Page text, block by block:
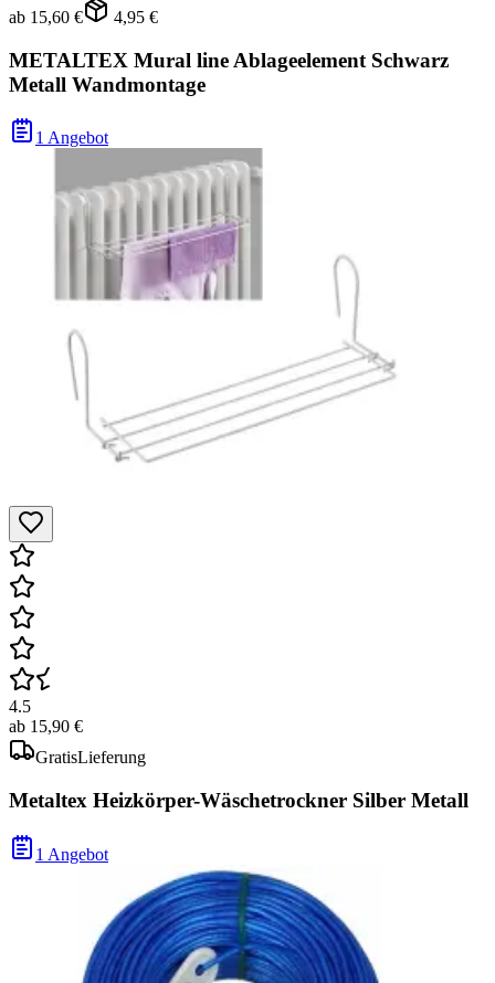
ab 15,60 € 4,95 €
METALTEX Mural line Ablageelement Schwarz
Metall Wandmontage
1 Angebot
4.5
ab 15,90 €
GratisLieferung
Metaltex Heizkörper-Wäschetrockner Silber Metall
1 Angebot